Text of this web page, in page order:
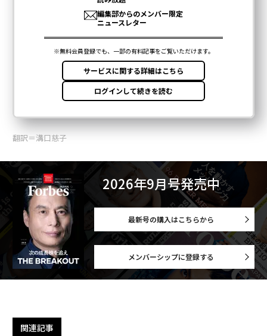
翻訳＝溝口慈子
2026年9月号発売中
最新号の購入はこちらから
メンバーシップに登録する
関連記事